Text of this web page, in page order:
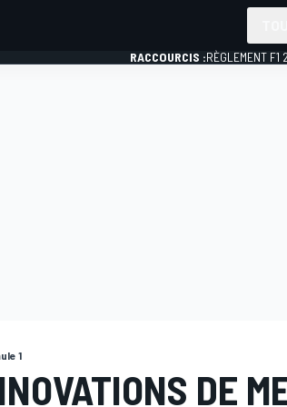
RACCOURCIS :RÈGLEMENT F1
1
DE